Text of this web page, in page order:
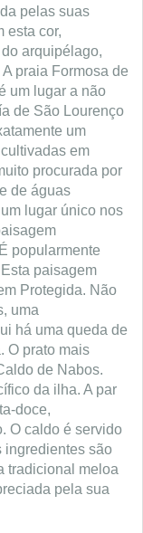
pelas suas
esta cor,
arquipélago,
praia Formosa de
um lugar a não
de São Lourenço
um
em
procurada por
de águas
lugar único nos
popularmente
paisagem
Protegida. Não
uma
há uma queda de
O prato mais
de Nabos.
da ilha. A par
doce,
O caldo é servido
ingredientes são
tradicional meloa
pela sua